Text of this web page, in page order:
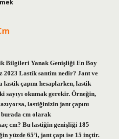
Bilgileri Yanak Genişliği En Boy
2023 Lastik santim nedir? Jant ve
lastik çapını hesaplarken, lastik
sayıyı okumak gerekir. Örneğin,
lastiğinizin jant çapını
burada cm olarak
cm? Bu lastiğin genişliği 185
yüzde 65’i, jant çapı ise 15 inçtir.